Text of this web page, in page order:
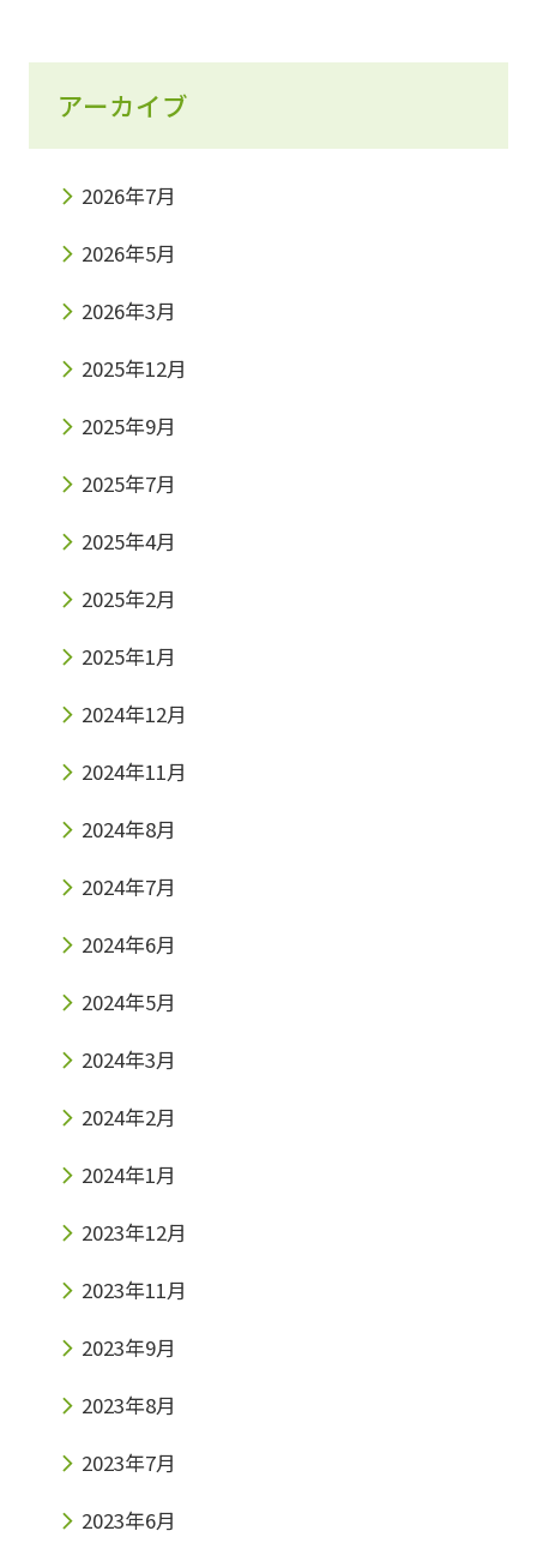
アーカイブ
2026年7月
2026年5月
2026年3月
2025年12月
2025年9月
2025年7月
2025年4月
2025年2月
2025年1月
2024年12月
2024年11月
2024年8月
2024年7月
2024年6月
2024年5月
2024年3月
2024年2月
2024年1月
2023年12月
2023年11月
2023年9月
2023年8月
2023年7月
2023年6月